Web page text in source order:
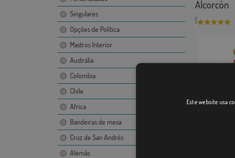
Singulares
Opções de Política
Mastros Interior
Austrália
Colombia
Chile
Africa
Bandeiras de mesa
Cruz de San Andrés
Alemãs
Alcorcón
[
Masegoso
Este website usa